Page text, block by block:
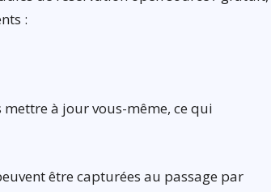
:
mettre à jour vous-même, ce qui
être capturées au passage par